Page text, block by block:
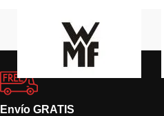
Envío GRATIS